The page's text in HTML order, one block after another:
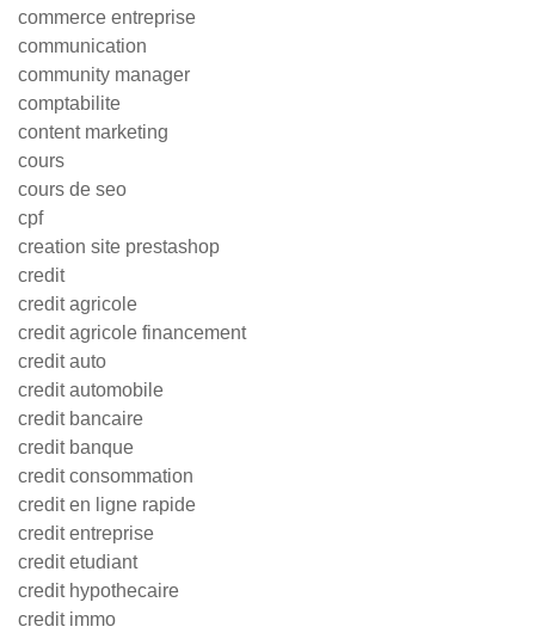
commerce entreprise
communication
community manager
comptabilite
content marketing
cours
cours de seo
cpf
creation site prestashop
credit
credit agricole
credit agricole financement
credit auto
credit automobile
credit bancaire
credit banque
credit consommation
credit en ligne rapide
credit entreprise
credit etudiant
credit hypothecaire
credit immo